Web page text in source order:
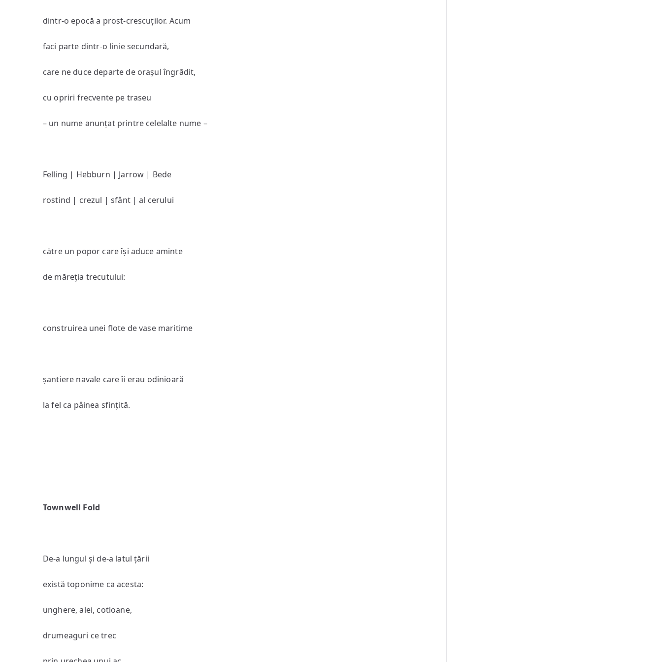
dintr-o epocă a prost-crescuților. Acum
faci parte dintr-o linie secundară,
care ne duce departe de orașul îngrădit,
cu opriri frecvente pe traseu
– un nume anunțat printre celelalte nume –
Felling | Hebburn | Jarrow | Bede
rostind | crezul | sfânt | al cerului
către un popor care își aduce aminte
de măreția trecutului:
construirea unei flote de vase maritime
șantiere navale care îi erau odinioară
la fel ca pâinea sfințită.
Townwell Fold
De-a lungul și de-a latul țării
există toponime ca acesta:
unghere, alei, cotloane,
drumeaguri ce trec